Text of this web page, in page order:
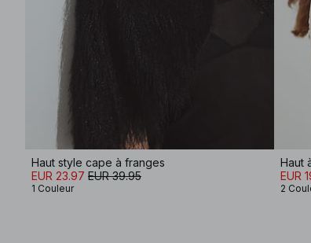
Haut style cape à franges
EUR 23.97 EUR 39.95
1 Couleur
Haut
EUR
2